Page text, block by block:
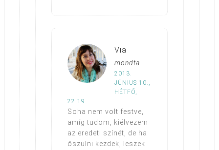
Via
mondta
2013.
JÚNIUS 10.,
HÉTFŐ,
22:19
Soha nem volt festve,
amíg tudom, kiélvezem
az eredeti színét, de ha
őszülni kezdek, leszek